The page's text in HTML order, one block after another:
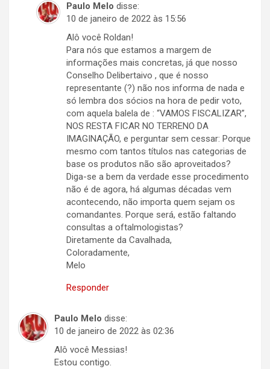
Paulo Melo disse:
10 de janeiro de 2022 às 15:56
Alô você Roldan!
Para nós que estamos a margem de
informações mais concretas, já que nosso
Conselho Delibertaivo , que é nosso
representante (?) não nos informa de nada e
só lembra dos sócios na hora de pedir voto,
com aquela balela de : “VAMOS FISCALIZAR”,
NOS RESTA FICAR NO TERRENO DA
IMAGINAÇÃO, e perguntar sem cessar: Porque
mesmo com tantos títulos nas categorias de
base os produtos não são aproveitados?
Diga-se a bem da verdade esse procedimento
não é de agora, há algumas décadas vem
acontecendo, não importa quem sejam os
comandantes. Porque será, estão faltando
consultas a oftalmologistas?
Diretamente da Cavalhada,
Coloradamente,
Melo
Responder
Paulo Melo disse:
10 de janeiro de 2022 às 02:36
Alô você Messias!
Estou contigo.